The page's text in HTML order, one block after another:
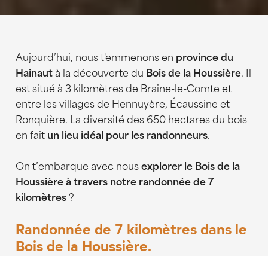
Aujourd’hui, nous t'emmenons en province du
Hainautà la découverte du Bois de la Houssière. Il
est situé à 3 kilomètres de Braine-le-Comte et
entre les villages de Hennuyère, Écaussine et
Ronquière. La diversité des 650 hectares du bois
en fait un lieu idéal pour les randonneurs.
On t’embarque avec nous explorer le Bois de la
Houssière à travers notre randonnée de 7
kilomètres ?
Randonnée de 7 kilomètres dans le
Bois de la Houssière.